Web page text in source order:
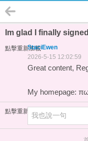
Im glad I finally
點擊重新加載StaciEwen
2026-5-15 12:02:59
Great content,
My homepage:
點擊重新加載